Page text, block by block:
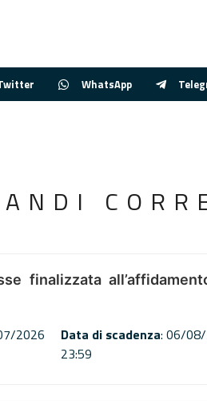
WhatsApp
finalizzata
2026
Data di scadenza: 06/
23:59